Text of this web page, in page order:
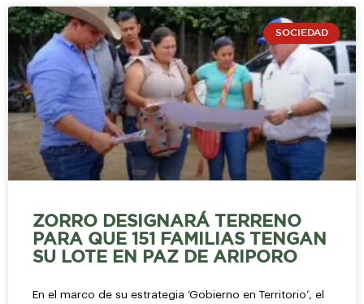
SOCIEDAD
ZORRO DESIGNARÁ TERRENO
PARA QUE 151 FAMILIAS TENGAN
SU LOTE EN PAZ DE ARIPORO
En el marco de su estrategia ‘Gobierno en Territorio’, el